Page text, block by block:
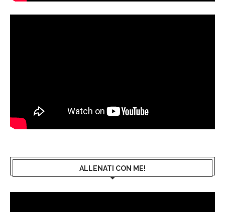
ALLENATI CON ME!